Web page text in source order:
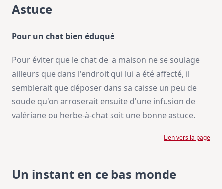
Astuce
Pour un chat bien éduqué
Pour éviter que le chat de la maison ne se soulage
ailleurs que dans l'endroit qui lui a été affecté, il
semblerait que déposer dans sa caisse un peu de
soude qu'on arroserait ensuite d'une infusion de
valériane ou herbe-à-chat soit une bonne astuce.
Lien vers la page
Un instant en ce bas monde